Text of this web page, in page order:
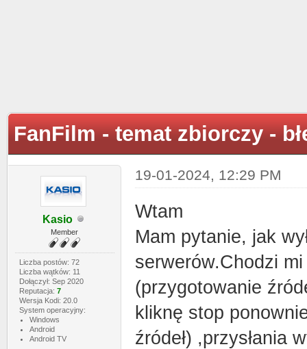
FanFilm - temat zbiorczy -
Kasio
Member
Liczba postów: 72
Liczba wątków: 11
Dołączył: Sep 2020
Reputacja: 7
Wersja Kodi: 20.0
System operacyjny:
Windows
Android
Android TV
19-01-2024, 12:29 PM
Wtam
Mam pytanie, jak
serwerów.Chodzi
(przygotowanie
kliknę stop
źródeł) ,przysłania